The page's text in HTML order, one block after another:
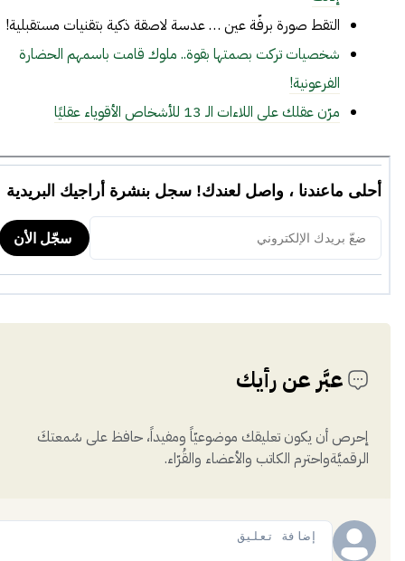
التقط صورة برفّة عين … عدسة لاصقة ذكية بتقنيات مستقبلية!
شخصيات تركت بصمتها بقوة.. ملوك قامت باسمهم الحضارة
الفرعونية!
مرّن عقلك على اللاءات الـ 13 للأشخاص الأقوياء عقليًا
عبَّر عن رأيك
إحرص أن يكون تعليقك موضوعيّاً ومفيداً، حافظ على سُمعتكَ
الرقميَّةواحترم الكاتب والأعضاء والقُرّاء.